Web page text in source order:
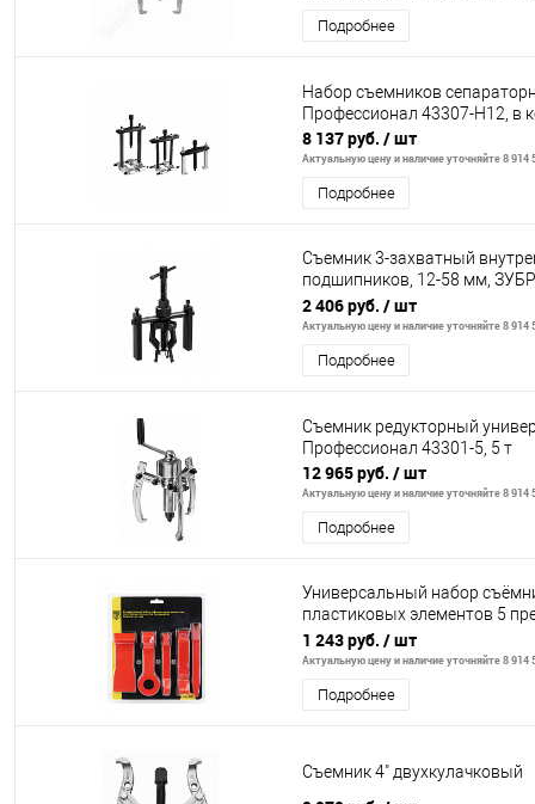
Подробнее
Набор съемников
Профессионал 43307-H12, в
8 137 руб. / шт
Актуальную цену и наличие уточняйте 8 914
Подробнее
Съемник 3-захватный
подшипников, 12-58 мм,
43325-12-58
2 406 руб. / шт
Актуальную цену и наличие уточняйте 8 914
Подробнее
Съемник редукторный
Профессионал 43301-5, 5 т
12 965 руб. / шт
Актуальную цену и наличие уточняйте 8 914
Подробнее
Универсальный набор
пластиковых элементов 5
BG1948
1 243 руб. / шт
Актуальную цену и наличие уточняйте 8 914
Подробнее
Съемник 4" двухкулачковый